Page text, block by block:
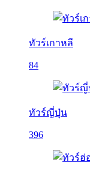
ทัวร์เกาหลี
84
ทัวร์ญี่ปุ่น
396